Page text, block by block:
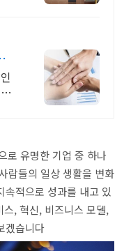
로 유명한 기업 중 하나
람들의 일상 생활을 변화
적으로 성과를 내고 있
, 혁신, 비즈니스 모델,
겠습니다